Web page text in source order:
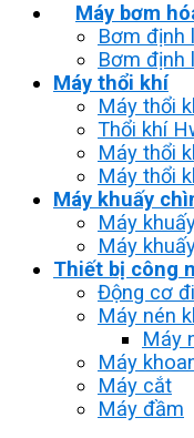
Máy bơm
Bơm định
Bơm định
Máy thổi khí
Máy thổi
Thổi khí
Máy thổi
Máy thổi
Máy khuấy
Máy
Máy
Thiết bị công
Động cơ
Máy nén
Máy
Máy
Máy cắt
Máy đầm